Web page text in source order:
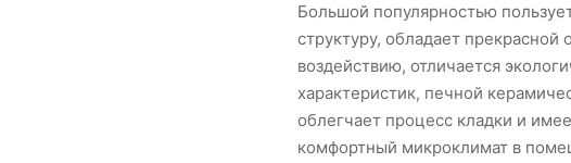
Большой популярностью
структуру, обладает
воздействию, отличается
характеристик, печной
облегчает процесс кладки и
комфортный микроклимат в